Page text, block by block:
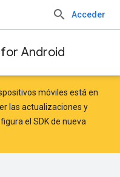
Acceder
for Android
móviles está en
las actualizaciones y
el SDK de nueva